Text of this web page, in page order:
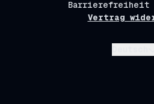
Barrierefreiheit
Vertrag